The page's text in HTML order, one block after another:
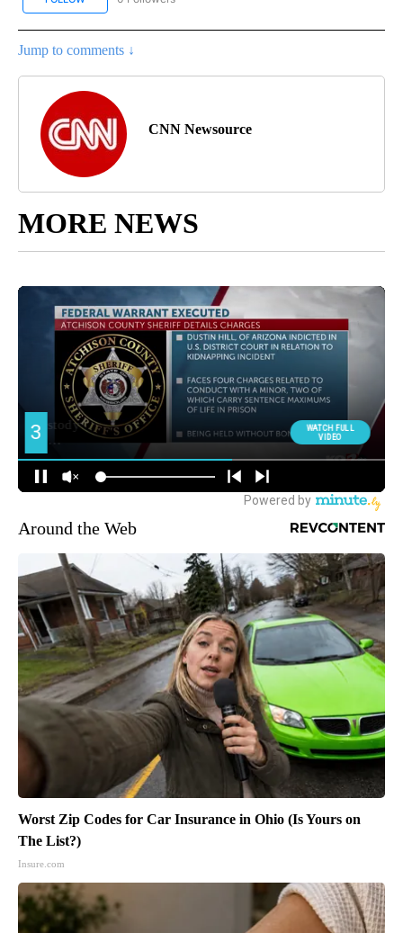
Jump to comments ↓
CNN Newsource
MORE NEWS
Around the Web
Worst Zip Codes for Car Insurance in Ohio (Is Yours on
The List?)
Insure.com